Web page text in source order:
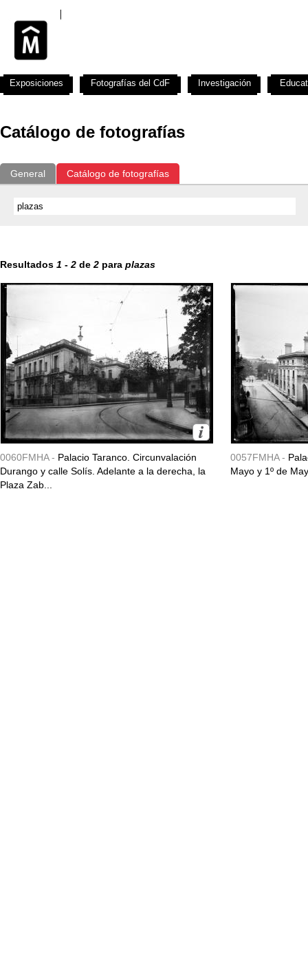
Catálogo de fotografías
General Catálogo de fotografías
Resultados 1 - 2 de 2 para plazas
0060FMHA - Palacio Taranco. Circunvalación
Durango y calle Solís. Adelante a la derecha, la
Plaza Zab...
0057FMHA -
Mayo y 1º de
Exposiciones Fotografías del CdF Investigación